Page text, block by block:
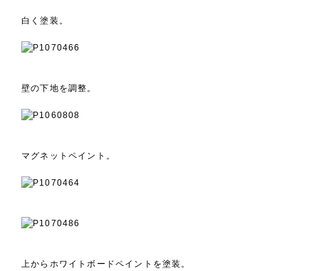
白く塗装。
壁の下地を調整。
マグネットペイント。
上からホワイトボードペイントを塗装。